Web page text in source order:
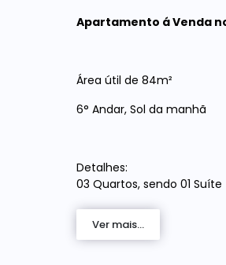
Apartamento á Venda
Área útil de 84m²
6° Andar, Sol da manhã
Detalhes:
03 Quartos, sendo 01 Suíte
02 Banheiros (Sendo 1 da
Sala 02 ambientes
Ver mais...